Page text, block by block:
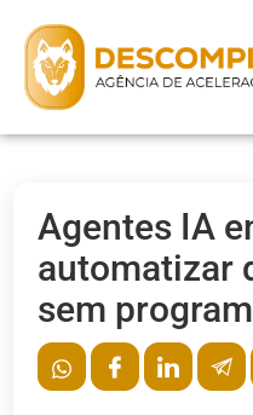
Agentes IA
automatizar
sem